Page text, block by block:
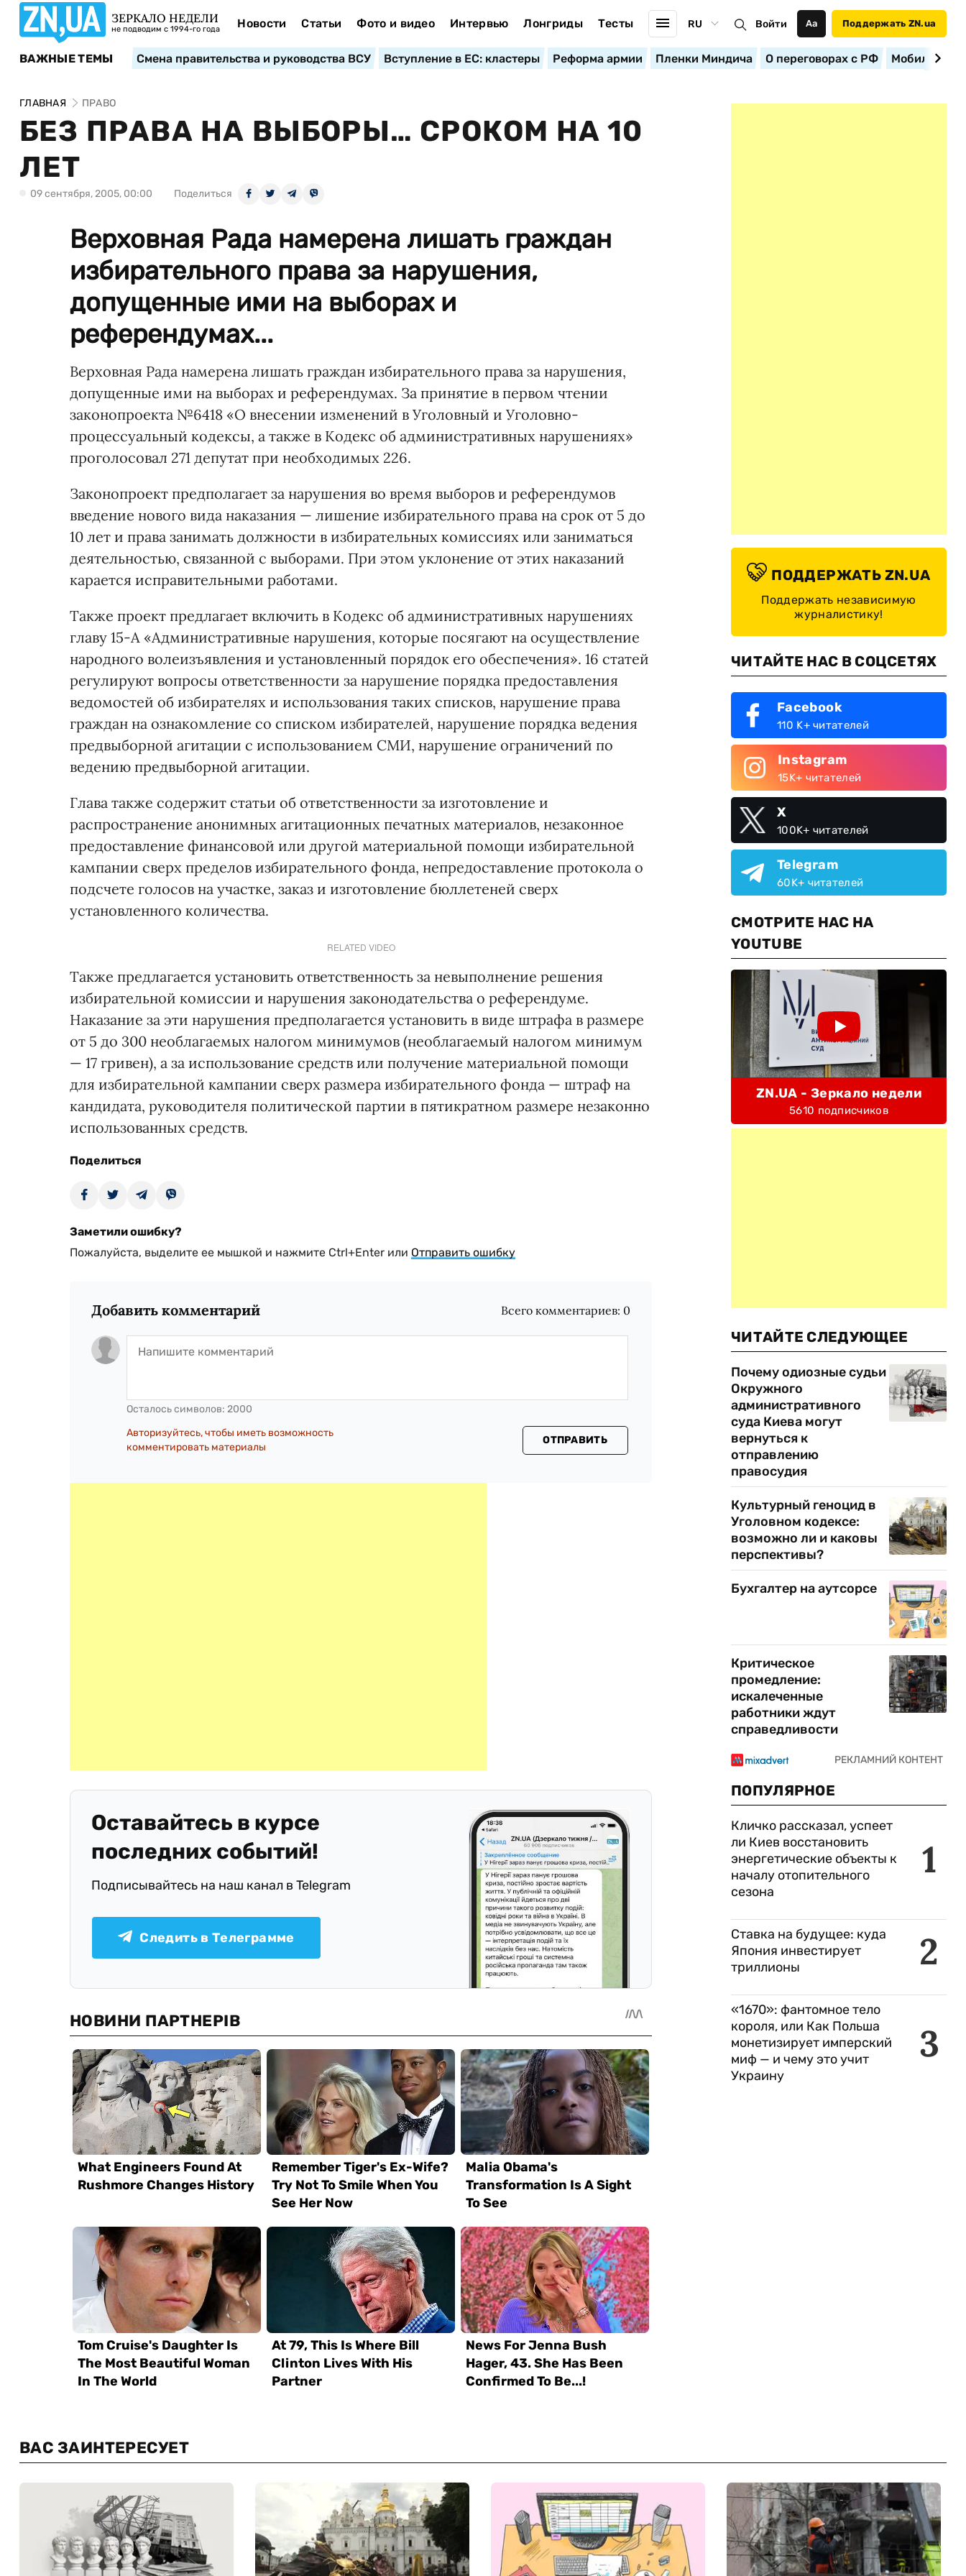
ЗЕРКАЛО НЕДЕЛИ
не подводим с 1994-го года Новости Статьи Фото и видео Интервью Лонгриды Тесты RU Войти Аа Поддержать ZN.ua
ВАЖНЫЕ ТЕМЫ Смена правительства и руководства ВСУ Вступление в ЕС: кластеры Реформа армии Пленки Миндича О переговорах с РФ
ГЛАВНАЯ ПРАВО
БЕЗ ПРАВА НА ВЫБОРЫ… СРОКОМ НА 10
ЛЕТ
09 сентября, 2005, 00:00 Поделиться
Верховная Рада намерена лишать граждан
избирательного права за нарушения,
допущенные ими на выборах и
референдумах...
Верховная Рада намерена лишать граждан избирательного права за нарушения,
допущенные ими на выборах и референдумах. За принятие в первом чтении
законопроекта №6418 «О внесении изменений в Уголовный и Уголовно-
процессуальный кодексы, а также в Кодекс об административных нарушениях»
проголосовал 271 депутат при необходимых 226.
Законопроект предполагает за нарушения во время выборов и референдумов
введение нового вида наказания — лишение избирательного права на срок от 5 до
10 лет и права занимать должности в избирательных комиссиях или заниматься
деятельностью, связанной с выборами. При этом уклонение от этих наказаний
карается исправительными работами.
Также проект предлагает включить в Кодекс об административных нарушениях
главу 15-А «Административные нарушения, которые посягают на осуществление
народного волеизъявления и установленный порядок его обеспечения». 16 статей
регулируют вопросы ответственности за нарушение порядка предоставления
ведомостей об избирателях и использования таких списков, нарушение права
граждан на ознакомление со списком избирателей, нарушение порядка ведения
предвыборной агитации с использованием СМИ, нарушение ограничений по
ведению предвыборной агитации.
Глава также содержит статьи об ответственности за изготовление и
распространение анонимных агитационных печатных материалов, незаконное
предоставление финансовой или другой материальной помощи избирательной
кампании сверх пределов избирательного фонда, непредоставление протокола о
подсчете голосов на участке, заказ и изготовление бюллетеней сверх
установленного количества.
RELATED VIDEO
Также предлагается установить ответственность за невыполнение решения
избирательной комиссии и нарушения законодательства о референдуме.
Наказание за эти нарушения предполагается установить в виде штрафа в размере
от 5 до 300 необлагаемых налогом минимумов (необлагаемый налогом минимум
— 17 гривен), а за использование средств или получение материальной помощи
для избирательной кампании сверх размера избирательного фонда — штраф на
кандидата, руководителя политической партии в пятикратном размере незаконно
использованных средств.
Поделиться
Заметили ошибку?
Пожалуйста, выделите ее мышкой и нажмите Ctrl+Enter или Отправить ошибку
Добавить комментарий Всего комментариев: 0
Осталось символов: 2000
Авторизуйтесь, чтобы иметь возможность
комментировать материалы
ОТПРАВИТЬ
Оставайтесь в курсе
последних событий!
Подписывайтесь на наш канал в Telegram
Следить в Телеграмме
ПОДДЕРЖАТЬ ZN.UA
Поддержать независимую
журналистику!
ЧИТАЙТЕ НАС В СОЦСЕТЯХ
Facebook
110 K+ читателей
Instagram
15K+ читателей
X
100K+ читателей
Telegram
60K+ читателей
СМОТРИТЕ НАС НА
YOUTUBE
ZN.UA - Зеркало недели
5610 подписчиков
ЧИТАЙТЕ СЛЕДУЮЩЕЕ
Почему одиозные судьи
Окружного
административного
суда Киева могут
вернуться к
отправлению
правосудия
Культурный геноцид в
Уголовном кодексе:
возможно ли и каковы
перспективы?
Бухгалтер на аутсорсе
Критическое
промедление:
искалеченные
работники ждут
справедливости
ПОПУЛЯРНОЕ
1
Кличко рассказал, успеет
ли Киев восстановить
энергетические объекты к
началу отопительного
сезона
2
Ставка на будущее: куда
Япония инвестирует
триллионы
3
«1670»: фантомное тело
короля, или Как Польша
монетизирует имперский
миф — и чему это учит
Украину
ВАС ЗАИНТЕРЕСУЕТ